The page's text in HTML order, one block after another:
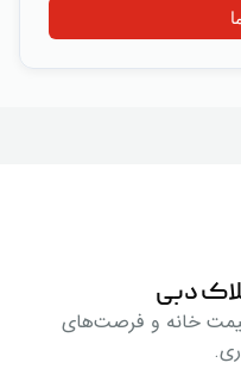
دبی
قیمت خانه و فرصت‌های